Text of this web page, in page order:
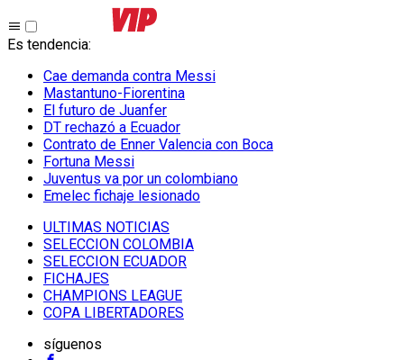
Es tendencia:
Cae demanda contra Messi
Mastantuno-Fiorentina
El futuro de Juanfer
DT rechazó a Ecuador
Contrato de Enner Valencia con Boca
Fortuna Messi
Juventus va por un colombiano
Emelec fichaje lesionado
ULTIMAS NOTICIAS
SELECCION COLOMBIA
SELECCION ECUADOR
FICHAJES
CHAMPIONS LEAGUE
COPA LIBERTADORES
síguenos